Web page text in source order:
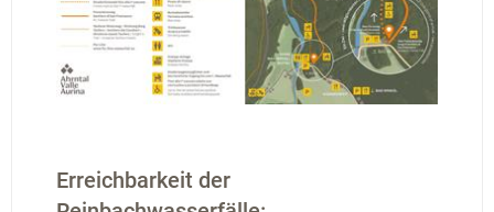
Erreichbarkeit der